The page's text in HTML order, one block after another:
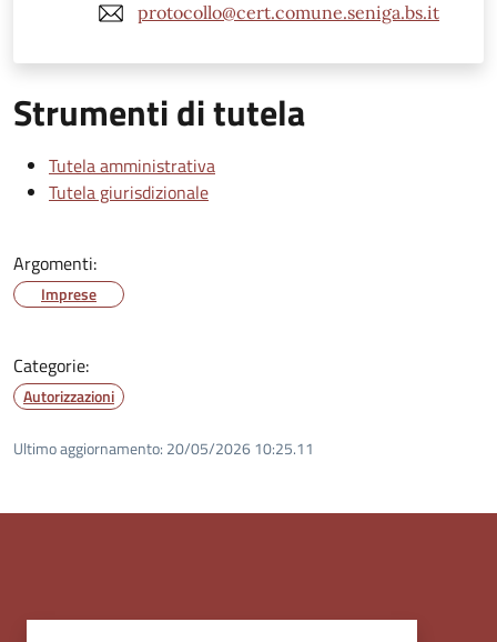
protocollo@cert.comune.seniga.bs.it
Strumenti di tutela
Tutela amministrativa
Tutela giurisdizionale
Argomenti:
Imprese
Categorie:
Autorizzazioni
Ultimo aggiornamento: 20/05/2026 10:25.11